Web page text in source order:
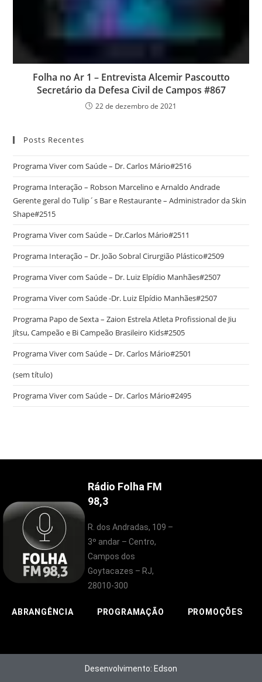
Folha no Ar 1 – Entrevista Alcemir Pascoutto
Secretário da Defesa Civil de Campos #867
22 de dezembro de 2021
Posts Recentes
Programa Viver com Saúde – Dr. Carlos Mário#2516
Programa Interação – Robson Marcelino e Arnaldo Andrade
Gerente geral do Tulip´s Bar e Restaurante – Administrador da Skin
Shape#2515
Programa Viver com Saúde – Dr.Carlos Mário#2511
Programa Interação – Dr. João Sobral Cirurgião Plástico#2509
Programa Viver com Saúde – Dr. Luiz Elpídio Manhães#2507
Programa Viver com Saúde -Dr. Luiz Elpídio Manhães#2507
Programa Papo de Sexta – Zaion Estrela Atleta Profissional de Jiu
Jítsu, Campeão e Bi Campeão Brasileiro Kids#2505
Programa Viver com Saúde – Dr. Carlos Mário#2501
(sem título)
Programa Viver com Saúde – Dr. Carlos Mário#2495
Rádio Folha FM
98,3
R. dos Andradas, 109 –
3º andar – Centro,
Campos dos
Goytacazes – RJ,
28010-300
ABRANGÊNCIA PROGRAMAÇÃO PROMOÇÕES
Desenvolvimento: Edson